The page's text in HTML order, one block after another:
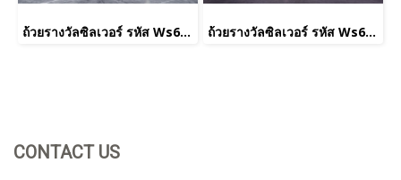
ถ้วยรางวัลซิลเวอร์ รหัส Ws6222 ถ้วยรางวัลซิลเวอร์ รหัส Ws6198
CONTACT US